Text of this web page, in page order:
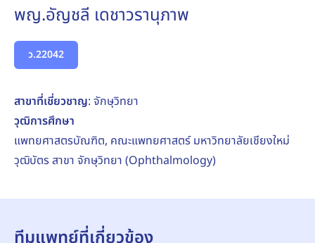
พญ.อัญชลี เดชาวรานุภาพ
ว.22042
สาขาที่เชี่ยวชาญ: จักษุวิทยา
วุฒิการศึกษา
แพทยศาสตรบัณฑิต, คณะแพทยศาสตร์ มหาวิทยาลัยเชียงใหม่
วุฒิบัตร สาขา จักษุวิทยา (Ophthalmology)